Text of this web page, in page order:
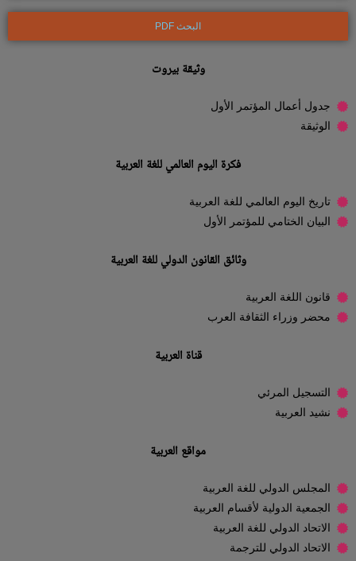
البحث PDF
وثيقة بيروت
جدول أعمال المؤتمر الأول
الوثيقة
فكرة اليوم العالمي للغة العربية
تاريخ اليوم العالمي للغة العربية
البيان الختامي للمؤتمر الأول
وثائق القانون الدولي للغة العربية
قانون اللغة العربية
محضر وزراء الثقافة العرب
قناة العربية
التسجيل المرئي
نشيد العربية
مواقع العربية
المجلس الدولي للغة العربية
الجمعية الدولية لأقسام العربية
الاتحاد الدولي للغة العربية
الاتحاد الدولي للترجمة